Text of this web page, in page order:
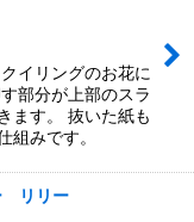
イリングのお花に
部分が上部のスラ
ます。 抜いた紙も
組みです。
リリー